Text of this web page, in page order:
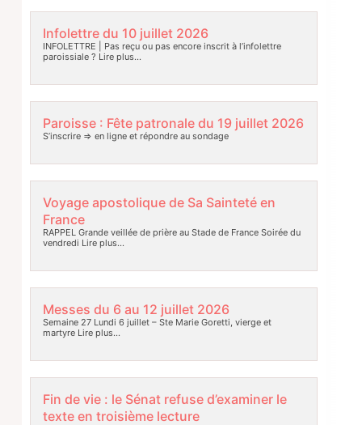
Infolettre du 10 juillet 2026
INFOLETTRE | Pas reçu ou pas encore inscrit à l’infolettre
paroissiale ? Lire plus…
Paroisse : Fête patronale du 19 juillet 2026
S’inscrire => en ligne et répondre au sondage
Voyage apostolique de Sa Sainteté en
France
RAPPEL Grande veillée de prière au Stade de France Soirée du
vendredi Lire plus…
Messes du 6 au 12 juillet 2026
Semaine 27 Lundi 6 juillet – Ste Marie Goretti, vierge et
martyreLire plus…
Fin de vie : le Sénat refuse d’examiner le
texte en troisième lecture